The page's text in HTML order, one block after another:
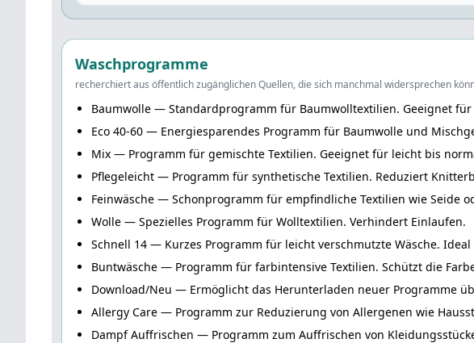
Waschprogramme
recherchiert aus öffentlich zugänglichen Quellen, die sich manchmal widersprechen
Baumwolle — Standardprogramm für Baumwolltextilien. Geeignet für
Eco 40-60 — Energiesparendes Programm für Baumwolle und
Mix — Programm für gemischte Textilien. Geeignet für leicht bis
Pflegeleicht — Programm für synthetische Textilien. Reduziert
Feinwäsche — Schonprogramm für empfindliche Textilien wie Seide
Wolle — Spezielles Programm für Wolltextilien. Verhindert Einlaufen.
Schnell 14 — Kurzes Programm für leicht verschmutzte Wäsche.
Buntwäsche — Programm für farbintensive Textilien. Schützt die
Download/Neu — Ermöglicht das Herunterladen neuer Programme
Allergy Care — Programm zur Reduzierung von Allergenen wie
Dampf Auffrischen — Programm zum Auffrischen von